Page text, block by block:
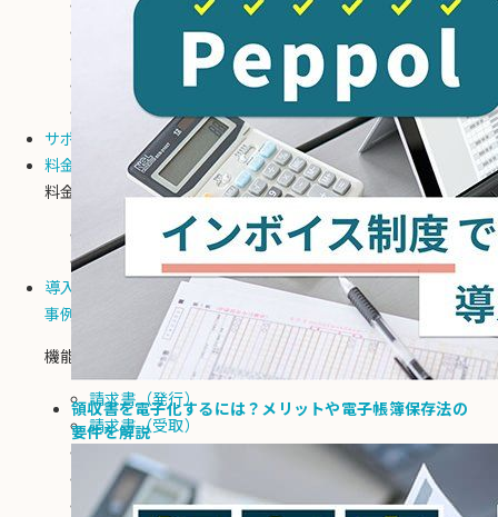
7つの特徴
DtoDの請求書とは？
デジタルデータへのこだわり
大手企業に選ばれる理由
セキュリティ体制
サポート
料金
料金
料金プラン
コスト削減シミュレーション
導入事例
事例記事
機能別
請求書（発行）
請求書（受取）
通知書
AI-OCR
郵送代行
領収書を電子化するには？メリットや電子帳簿保存法の
要件を解説